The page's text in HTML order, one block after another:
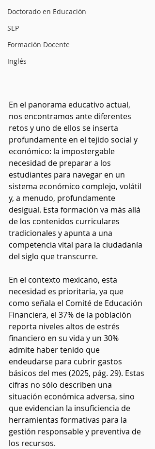
Doctorado en Educación
SEP
Formación Docente
Inglés
En el panorama educativo actual,
nos encontramos ante diferentes
retos y uno de ellos se inserta
profundamente en el tejido social y
económico: la impostergable
necesidad de preparar a los
estudiantes para navegar en un
sistema económico complejo, volátil
y, a menudo, profundamente
desigual. Esta formación va más allá
de los contenidos curriculares
tradicionales y apunta a una
competencia vital para la ciudadanía
del siglo que transcurre.
En el contexto mexicano, esta
necesidad es prioritaria, ya que
como señala el Comité de Educación
Financiera, el 37% de la población
reporta niveles altos de estrés
financiero en su vida y un 30%
admite haber tenido que
endeudarse para cubrir gastos
básicos del mes (2025, pág. 29). Estas
cifras no sólo describen una
situación económica adversa, sino
que evidencian la insuficiencia de
herramientas formativas para la
gestión responsable y preventiva de
los recursos.